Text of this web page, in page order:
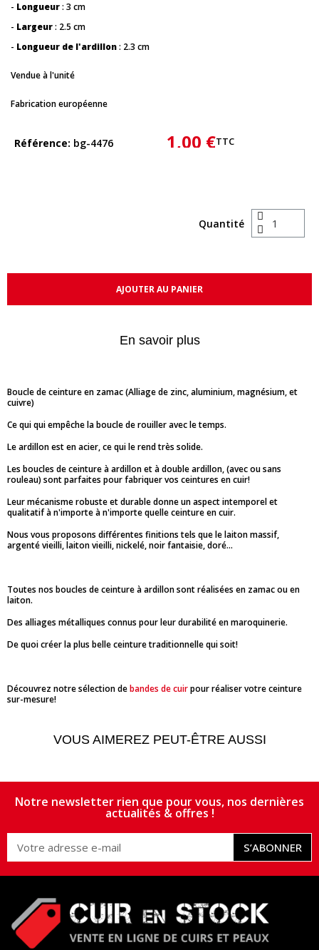
- Longueur: 3 cm
- Largeur: 2.5 cm
- Longueur de l'ardillon: 2.3 cm
Vendue à l'unité
Fabrication européenne
Référence bg-4476 1,00 €TTC
Quantité
AJOUTER AU PANIER
En savoir plus
Boucle de ceinture en zamac (Alliage de zinc, aluminium, magnésium, et
cuivre)
Ce qui qui empêche la boucle de rouiller avec le temps.
Le ardillon est en acier, ce qui le rend très solide.
Les boucles de ceinture à ardillon et à double ardillon, (avec ou sans
rouleau) sont parfaites pour fabriquer vos ceintures en cuir!
Leur mécanisme robuste et durable donne un aspect intemporel et
qualitatif à n'importe à n'importe quelle ceinture en cuir.
Nous vous proposons différentes finitions tels que le laiton massif,
argenté vieilli, laiton vieilli, nickelé, noir fantaisie, doré...
Toutes nos boucles de ceinture à ardillon sont réalisées en zamac ou en
laiton.
Des alliages métalliques connus pour leur durabilité en maroquinerie.
De quoi créer la plus belle ceinture traditionnelle qui soit!
Découvrez notre sélection debandes de cuirpour réaliser votre ceinture
sur-mesure!
VOUS AIMEREZ PEUT-ÊTRE AUSSI
Notre newsletter rien que pour vous, nos dernières
actualités & offres !
S’ABONNER